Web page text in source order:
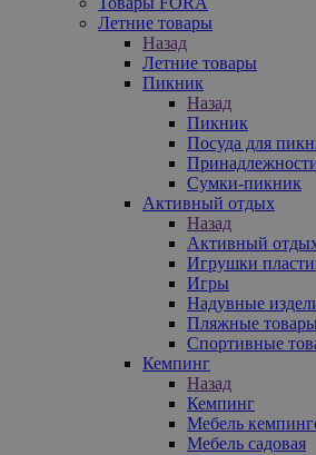
Летние товары
Назад
Летние товары
Пикник
Назад
Пикник
Посуда для
Сумки-пикник
Активный отдых
Назад
Активный
Игрушки
Игры
Надувные
Пляжные товары
Спортивные
Кемпинг
Назад
Кемпинг
Мебель
Мебель садовая